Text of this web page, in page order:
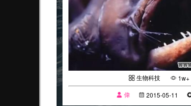
生物科技 1w+
偉
2015-05-11